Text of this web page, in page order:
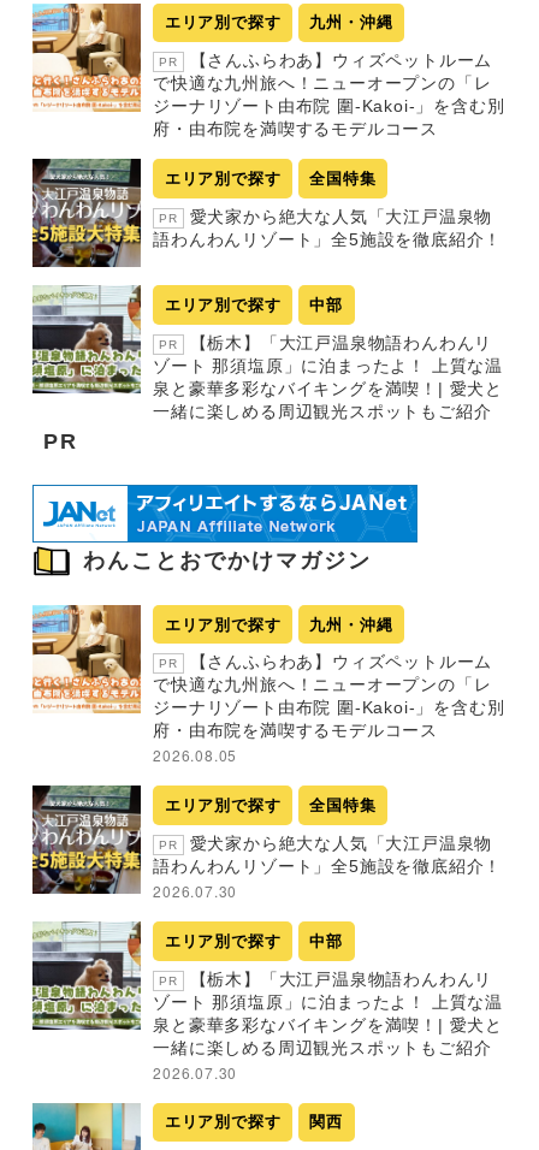
エリア別で探す 九州・沖縄
PR
【さんふらわあ】ウィズペットルーム
で快適な九州旅へ！ニューオープンの「レ
ジーナリゾート由布院 圍-Kakoi-」を含む別
府・由布院を満喫するモデルコース
エリア別で探す 全国特集
PR
愛犬家から絶大な人気「大江戸温泉物
語わんわんリゾート」全5施設を徹底紹介！
エリア別で探す 中部
PR
【栃木】「大江戸温泉物語わんわんリ
ゾート 那須塩原」に泊まったよ！ 上質な温
泉と豪華多彩なバイキングを満喫！| 愛犬と
一緒に楽しめる周辺観光スポットもご紹介
PR
わんことおでかけマガジン
エリア別で探す 九州・沖縄
PR
【さんふらわあ】ウィズペットルーム
で快適な九州旅へ！ニューオープンの「レ
ジーナリゾート由布院 圍-Kakoi-」を含む別
府・由布院を満喫するモデルコース
2026.08.05
エリア別で探す 全国特集
PR
愛犬家から絶大な人気「大江戸温泉物
語わんわんリゾート」全5施設を徹底紹介！
2026.07.30
エリア別で探す 中部
PR
【栃木】「大江戸温泉物語わんわんリ
ゾート 那須塩原」に泊まったよ！ 上質な温
泉と豪華多彩なバイキングを満喫！| 愛犬と
一緒に楽しめる周辺観光スポットもご紹介
2026.07.30
エリア別で探す 関西